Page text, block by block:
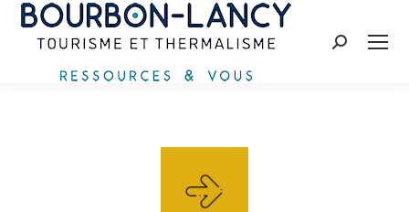
Recherche